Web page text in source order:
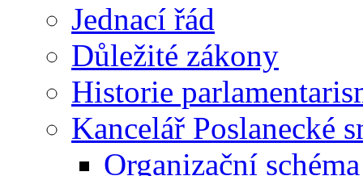
Jednací řád
Důležité zákony
Historie
Kancelář Poslanecké
Organizační schéma